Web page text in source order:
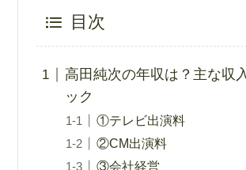
目次
高田純次の年収は？主な収
ック
①テレビ出演料
②CM出演料
③会社経営